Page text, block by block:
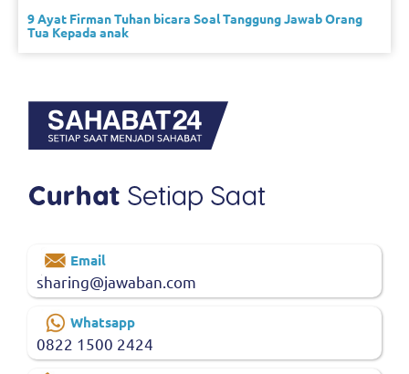
9 Ayat Firman Tuhan bicara Soal Tanggung Jawab Orang
Tua Kepada anak
Email
sharing@jawaban.com
Whatsapp
0822 1500 2424